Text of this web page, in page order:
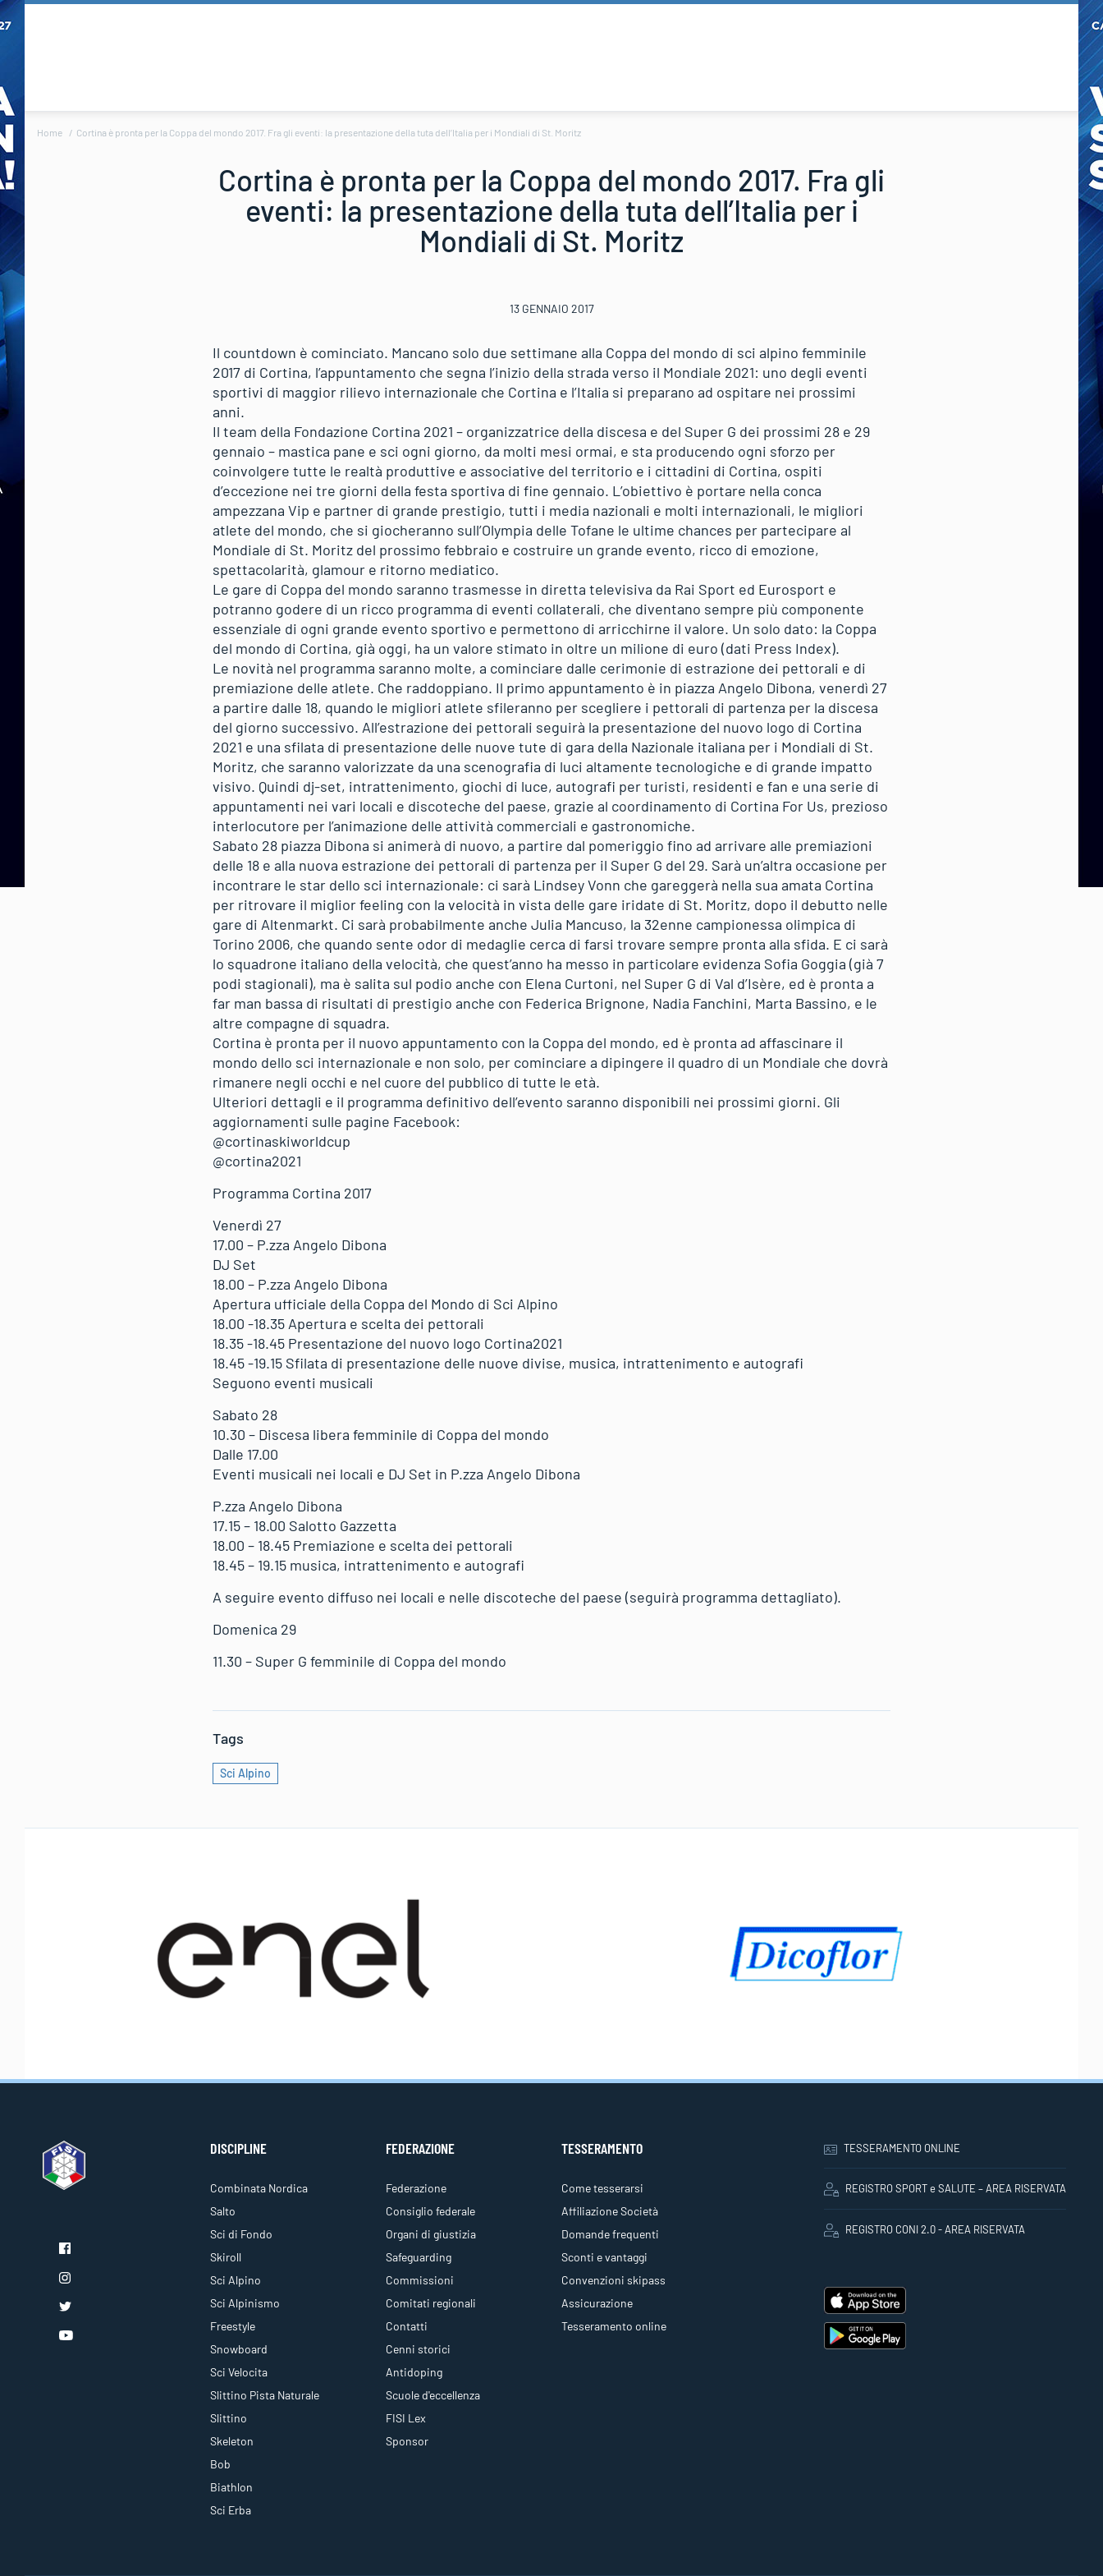
Home Cortina è pronta per la Coppa del mondo 2017. Fra gli eventi: la presentazione della tuta dell’Italia per i Mondiali di St. Moritz
Cortina è pronta per la Coppa del mondo 2017. Fra gli
eventi: la presentazione della tuta dell’Italia per i
Mondiali di St. Moritz
13 GENNAIO 2017
Il countdown è cominciato. Mancano solo due settimane alla Coppa del mondo di sci alpino femminile
2017 di Cortina, l’appuntamento che segna l’inizio della strada verso il Mondiale 2021: uno degli eventi
sportivi di maggior rilievo internazionale che Cortina e l’Italia si preparano ad ospitare nei prossimi
anni.
Il team della Fondazione Cortina 2021 – organizzatrice della discesa e del Super G dei prossimi 28 e 29
gennaio – mastica pane e sci ogni giorno, da molti mesi ormai, e sta producendo ogni sforzo per
coinvolgere tutte le realtà produttive e associative del territorio e i cittadini di Cortina, ospiti
d’eccezione nei tre giorni della festa sportiva di fine gennaio. L’obiettivo è portare nella conca
ampezzana Vip e partner di grande prestigio, tutti i media nazionali e molti internazionali, le migliori
atlete del mondo, che si giocheranno sull’Olympia delle Tofane le ultime chances per partecipare al
Mondiale di St. Moritz del prossimo febbraio e costruire un grande evento, ricco di emozione,
spettacolarità, glamour e ritorno mediatico.
Le gare di Coppa del mondo saranno trasmesse in diretta televisiva da Rai Sport ed Eurosport e
potranno godere di un ricco programma di eventi collaterali, che diventano sempre più componente
essenziale di ogni grande evento sportivo e permettono di arricchirne il valore. Un solo dato: la Coppa
del mondo di Cortina, già oggi, ha un valore stimato in oltre un milione di euro (dati Press Index).
Le novità nel programma saranno molte, a cominciare dalle cerimonie di estrazione dei pettorali e di
premiazione delle atlete. Che raddoppiano. Il primo appuntamento è in piazza Angelo Dibona, venerdì 27
a partire dalle 18, quando le migliori atlete sfileranno per scegliere i pettorali di partenza per la discesa
del giorno successivo. All’estrazione dei pettorali seguirà la presentazione del nuovo logo di Cortina
2021 e una sfilata di presentazione delle nuove tute di gara della Nazionale italiana per i Mondiali di St.
Moritz, che saranno valorizzate da una scenografia di luci altamente tecnologiche e di grande impatto
visivo. Quindi dj-set, intrattenimento, giochi di luce, autografi per turisti, residenti e fan e una serie di
appuntamenti nei vari locali e discoteche del paese, grazie al coordinamento di Cortina For Us, prezioso
interlocutore per l’animazione delle attività commerciali e gastronomiche.
Sabato 28 piazza Dibona si animerà di nuovo, a partire dal pomeriggio fino ad arrivare alle premiazioni
delle 18 e alla nuova estrazione dei pettorali di partenza per il Super G del 29. Sarà un’altra occasione per
incontrare le star dello sci internazionale: ci sarà Lindsey Vonn che gareggerà nella sua amata Cortina
per ritrovare il miglior feeling con la velocità in vista delle gare iridate di St. Moritz, dopo il debutto nelle
gare di Altenmarkt. Ci sarà probabilmente anche Julia Mancuso, la 32enne campionessa olimpica di
Torino 2006, che quando sente odor di medaglie cerca di farsi trovare sempre pronta alla sfida. E ci sarà
lo squadrone italiano della velocità, che quest’anno ha messo in particolare evidenza Sofia Goggia (già 7
podi stagionali), ma è salita sul podio anche con Elena Curtoni, nel Super G di Val d’Isère, ed è pronta a
far man bassa di risultati di prestigio anche con Federica Brignone, Nadia Fanchini, Marta Bassino, e le
altre compagne di squadra.
Cortina è pronta per il nuovo appuntamento con la Coppa del mondo, ed è pronta ad affascinare il
mondo dello sci internazionale e non solo, per cominciare a dipingere il quadro di un Mondiale che dovrà
rimanere negli occhi e nel cuore del pubblico di tutte le età.
Ulteriori dettagli e il programma definitivo dell’evento saranno disponibili nei prossimi giorni. Gli
aggiornamenti sulle pagine Facebook:
@cortinaskiworldcup
@cortina2021
Programma Cortina 2017
Venerdì 27
17.00 – P.zza Angelo Dibona
DJ Set
18.00 – P.zza Angelo Dibona
Apertura ufficiale della Coppa del Mondo di Sci Alpino
18.00 -18.35 Apertura e scelta dei pettorali
18.35 -18.45 Presentazione del nuovo logo Cortina2021
18.45 -19.15 Sfilata di presentazione delle nuove divise, musica, intrattenimento e autografi
Seguono eventi musicali
Sabato 28
10.30 – Discesa libera femminile di Coppa del mondo
Dalle 17.00
Eventi musicali nei locali e DJ Set in P.zza Angelo Dibona
P.zza Angelo Dibona
17.15 – 18.00 Salotto Gazzetta
18.00 – 18.45 Premiazione e scelta dei pettorali
18.45 – 19.15 musica, intrattenimento e autografi
A seguire evento diffuso nei locali e nelle discoteche del paese (seguirà programma dettagliato).
Domenica 29
11.30 – Super G femminile di Coppa del mondo
Tags
Sci Alpino
DISCIPLINE
Combinata Nordica
Salto
Sci di Fondo
Skiroll
Sci Alpino
Sci Alpinismo
Freestyle
Snowboard
Sci Velocita
Slittino Pista Naturale
Slittino
Skeleton
Bob
Biathlon
Sci Erba
FEDERAZIONE
Federazione
Consiglio federale
Organi di giustizia
Safeguarding
Commissioni
Comitati regionali
Contatti
Cenni storici
Antidoping
Scuole d'eccellenza
FISI Lex
Sponsor
TESSERAMENTO
Come tesserarsi
Affiliazione Società
Domande frequenti
Sconti e vantaggi
Convenzioni skipass
Assicurazione
Tesseramento online
TESSERAMENTO ONLINE
REGISTRO SPORT e SALUTE – AREA RISERVATA
REGISTRO CONI 2.0 - AREA RISERVATA